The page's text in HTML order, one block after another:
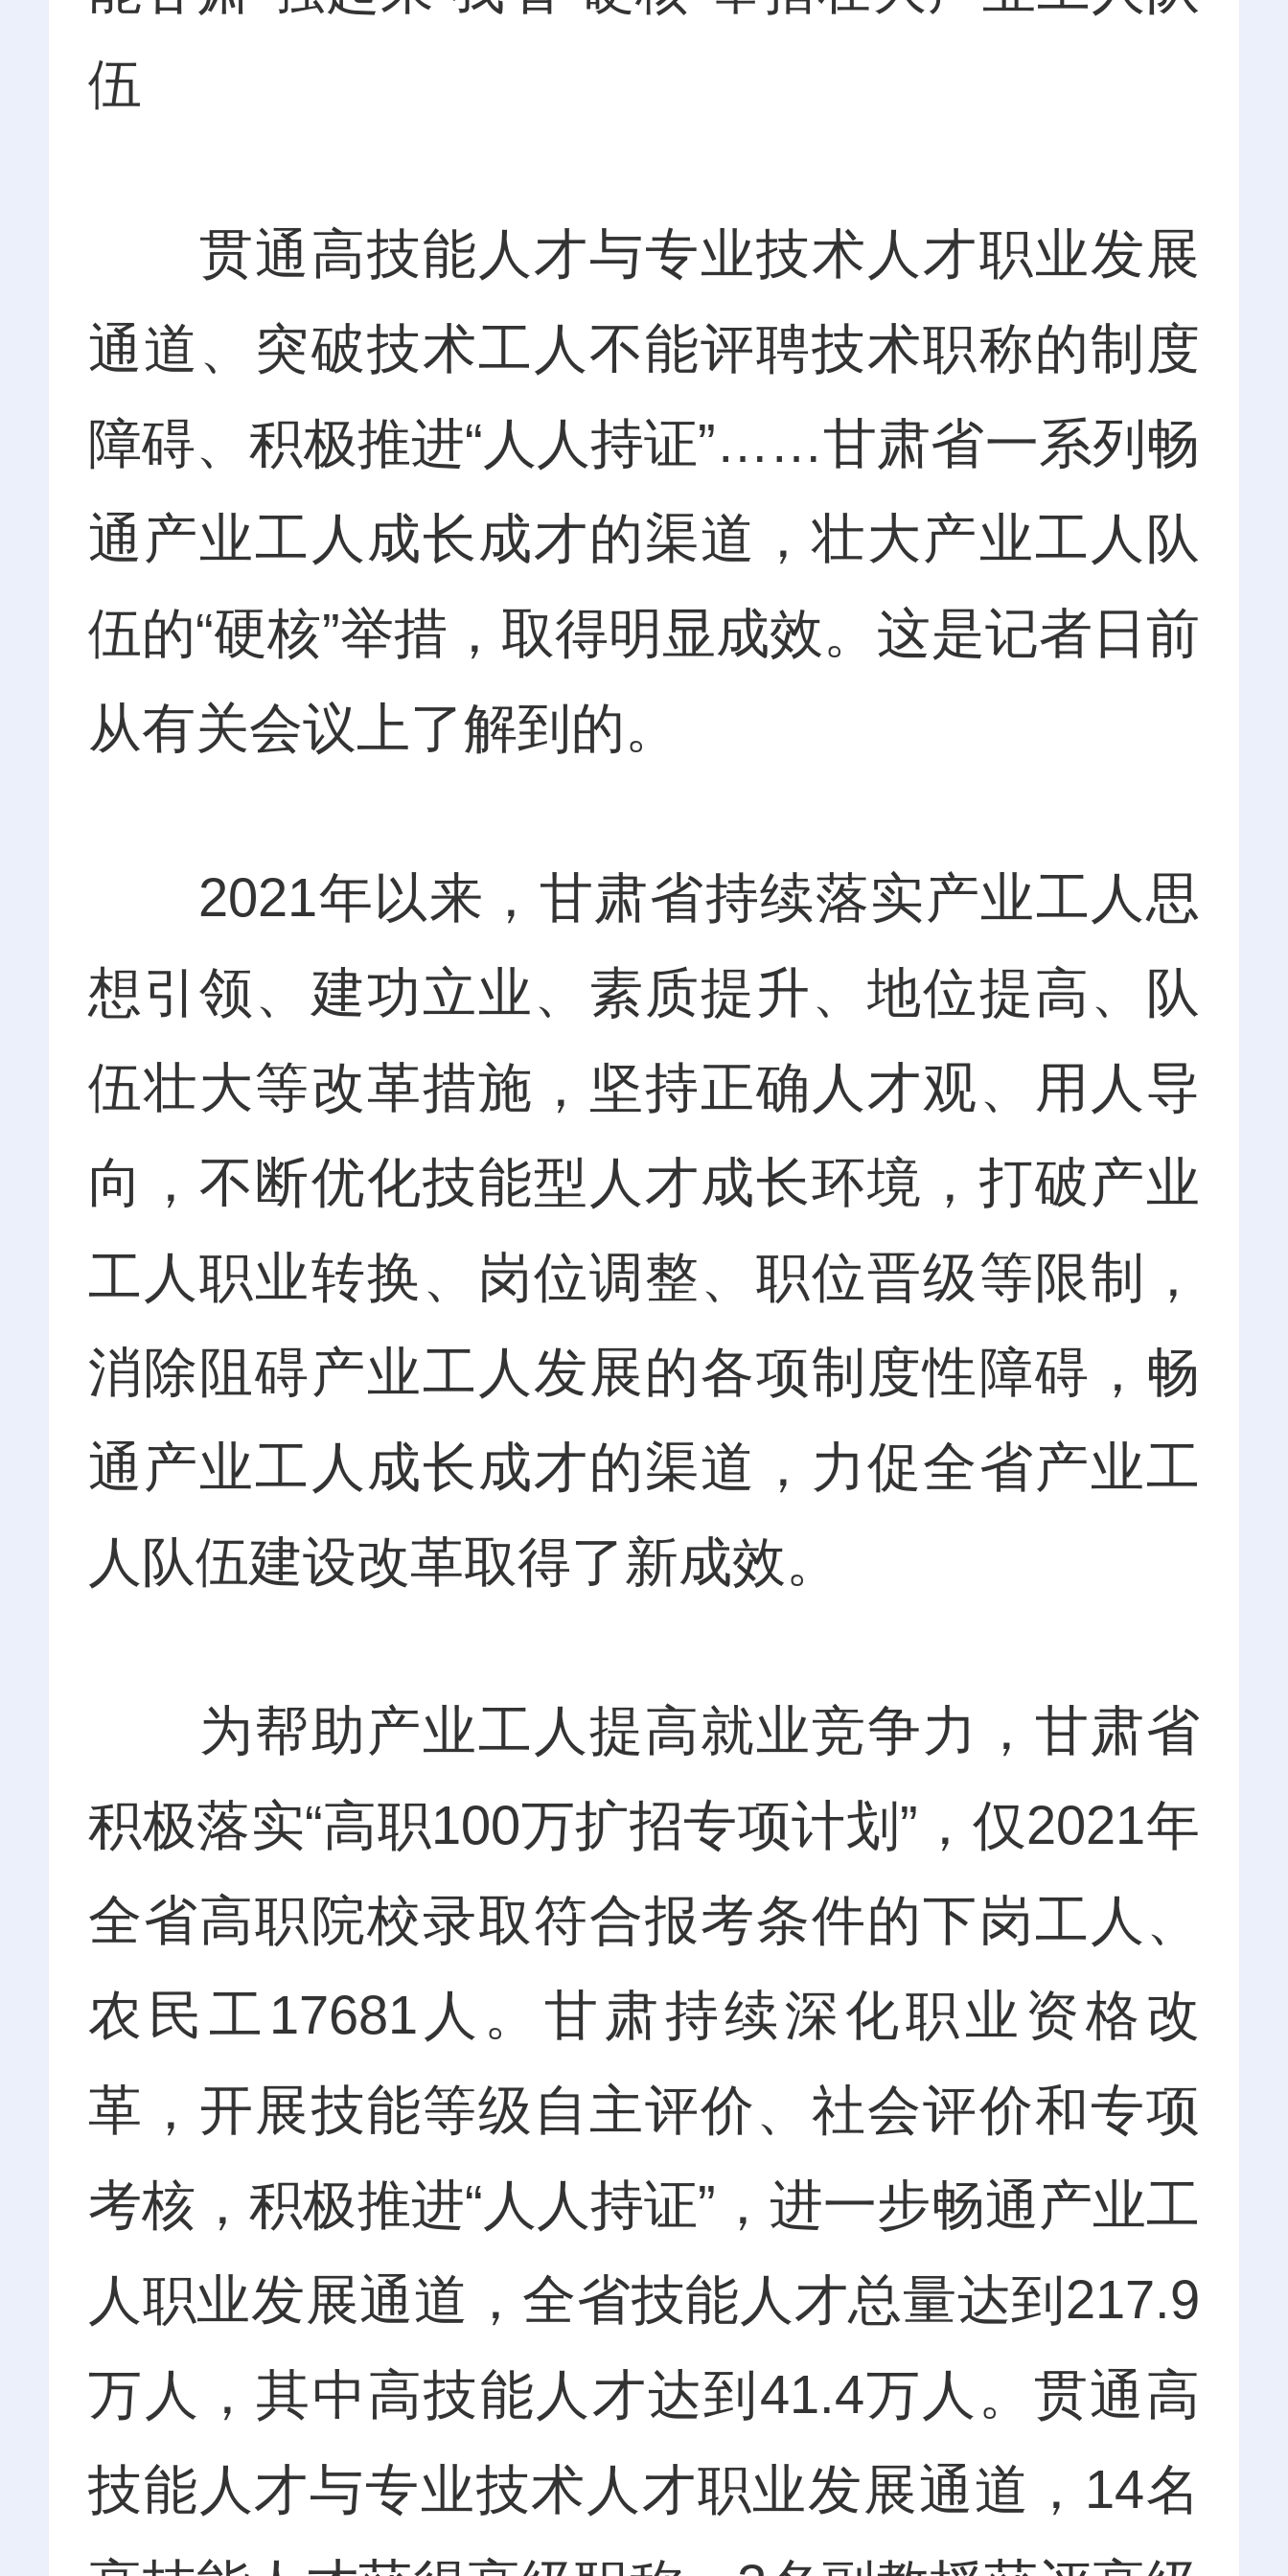
伍
贯通高技能人才与专业技术人才职业发展
通道、突破技术工人不能评聘技术职称的制度
障碍、积极推进“人人持证”……甘肃省一系列畅
通产业工人成长成才的渠道，壮大产业工人队
伍的“硬核”举措，取得明显成效。这是记者日前
从有关会议上了解到的。
2021年以来，甘肃省持续落实产业工人思
想引领、建功立业、素质提升、地位提高、队
伍壮大等改革措施，坚持正确人才观、用人导
向，不断优化技能型人才成长环境，打破产业
工人职业转换、岗位调整、职位晋级等限制，
消除阻碍产业工人发展的各项制度性障碍，畅
通产业工人成长成才的渠道，力促全省产业工
人队伍建设改革取得了新成效。
为帮助产业工人提高就业竞争力，甘肃省
积极落实“高职100万扩招专项计划”，仅2021年
全省高职院校录取符合报考条件的下岗工人、
农民工17681人。甘肃持续深化职业资格改
革，开展技能等级自主评价、社会评价和专项
考核，积极推进“人人持证”，进一步畅通产业工
人职业发展通道，全省技能人才总量达到217.9
万人，其中高技能人才达到41.4万人。贯通高
技能人才与专业技术人才职业发展通道，14名